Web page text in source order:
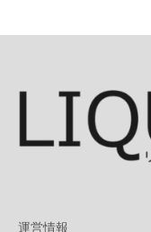
運営情報